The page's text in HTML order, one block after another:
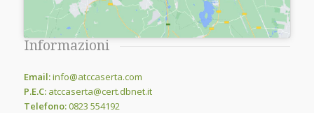
Informazioni
Email:info@atccaserta.com
P.E.C: atccaserta@cert.dbnet.it
Telefono:0823 554192